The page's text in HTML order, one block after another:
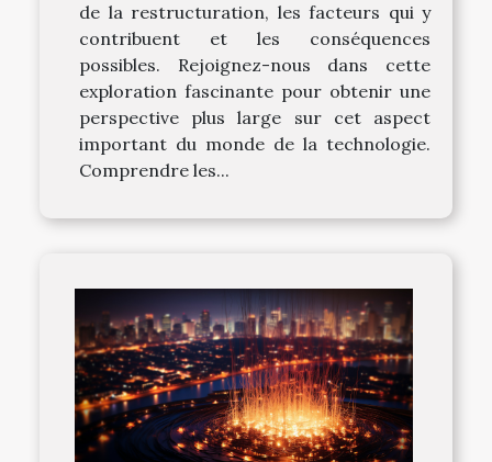
de la restructuration, les facteurs qui y
contribuent et les conséquences
possibles. Rejoignez-nous dans cette
exploration fascinante pour obtenir une
perspective plus large sur cet aspect
important du monde de la technologie.
Comprendre les...